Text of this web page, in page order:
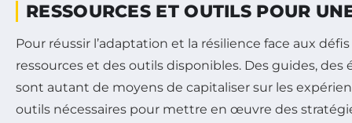
RESSOURCES ET OUTILS POUR
Pour réussir l’adaptation et la résilience face aux
ressources et des outils disponibles. Des guides,
sont autant de moyens de capitaliser sur les
outils nécessaires pour mettre en œuvre des